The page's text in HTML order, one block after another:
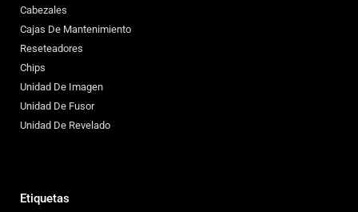
Cabezales
Cajas De Mantenimiento
Reseteadores
Chips
Unidad De Imagen
Unidad De Fusor
Unidad De Revelado
Etiquetas